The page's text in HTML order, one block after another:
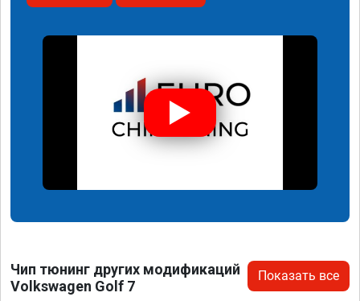
Чип тюнинг других модификаций
Volkswagen Golf 7
Показать все